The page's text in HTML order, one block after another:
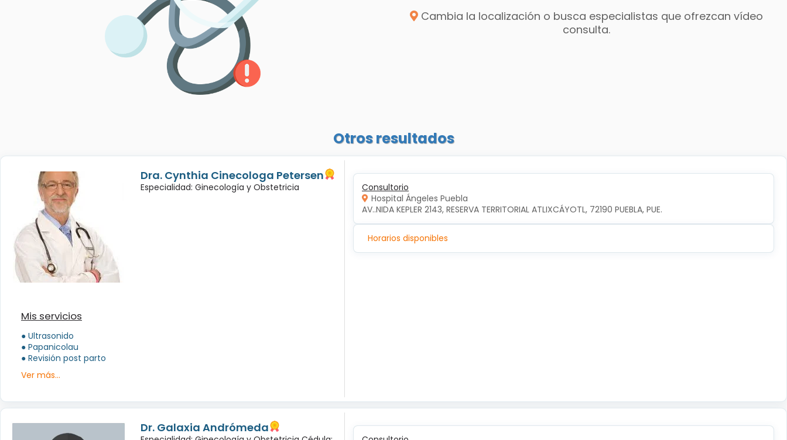
Cambia la localización o busca especialistas que ofrezcan vídeo
consulta.
Otros resultados
Dra. Cynthia Cinecologa Petersen
Especialidad: Ginecología y Obstetricia
Mis servicios
● Ultrasonido
● Papanicolau
● Revisión post parto
Ver más...
Consultorio
Hospital Ángeles Puebla
AV..NIDA KEPLER 2143, RESERVA TERRITORIAL ATLIXCÁYOTL, 72190 PUEBLA, PUE.
Horarios disponibles
Dr. Galaxia Andrómeda